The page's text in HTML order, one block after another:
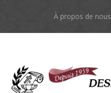
À propos de nous